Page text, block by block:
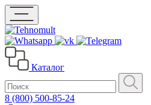
Каталог
8 (800) 500-85-24